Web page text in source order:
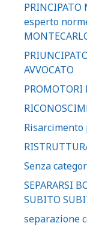
PRINCIPATO
esperto
AVVOCATO
Risarcimento
Senza
SEPARARSI
SUBITO
separazione